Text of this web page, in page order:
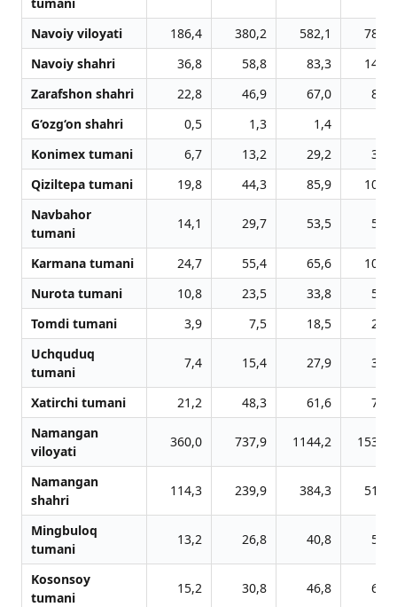
Navoiy viloyati 186,4 380,2 582,1
786,5
Navoiy shahri
36,8 58,8 83,3
149,9
Zarafshon shahri
22,8 46,9 67,0
86,1
G‘ozg‘on shahri
0,5 1,3 1,4
Konimex tumani
6,7 13,2 29,2
30,2
Qiziltepa tumani
19,8 44,3 85,9
103,7
Navbahor
tumani
14,1 29,7 53,5 56,1
Karmana tumani 24,7 55,4 65,6
107,0
Nurota tumani
10,8 23,5 33,8
51,6
Tomdi tumani
3,9 7,5 18,5
20,5
Uchquduq
tumani
7,4 15,4 27,9 32,0
Xatirchi tumani 21,2 48,3 61,6
73,7
Namangan
viloyati
360,0 737,9 1144,2 1534,6
Namangan
shahri
114,3 239,9 384,3 510,7
Mingbuloq
tumani
13,2 26,8 40,8 55,1
Kosonsoy
tumani
15,2 30,8 46,8 63,3